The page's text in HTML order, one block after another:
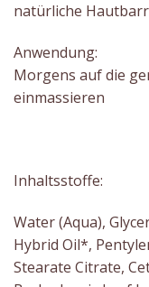
natürliche
Anwendung:
Morgens auf die
einmassieren
Inhaltsstoffe:
Water (Aqua),
Hybrid Oil*,
Stearate Citrate,